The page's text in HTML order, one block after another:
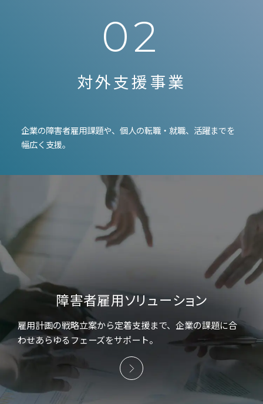
02
対外支援事業
企業の障害者雇用課題や、個人の転職・就職、活躍までを
幅広く支援。
障害者雇用ソリューション
雇用計画の戦略立案から定着支援まで、企業の課題に合
わせあらゆるフェーズをサポート。